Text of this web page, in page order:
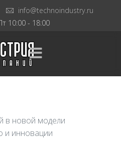
info@technoindustry.ru
10:00 - 18:00
в новой модели
и инновации